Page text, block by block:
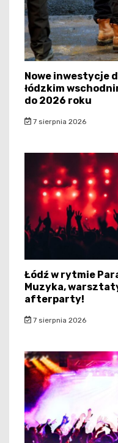
Nowe inwestycje
łódzkim
do 2026 roku
7 sierpnia 2026
Łódź w rytmie
Muzyka,
afterparty!
7 sierpnia 2026